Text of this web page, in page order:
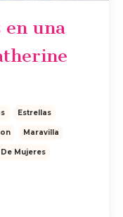
en una
Estrellas
Maravilla
Mujeres